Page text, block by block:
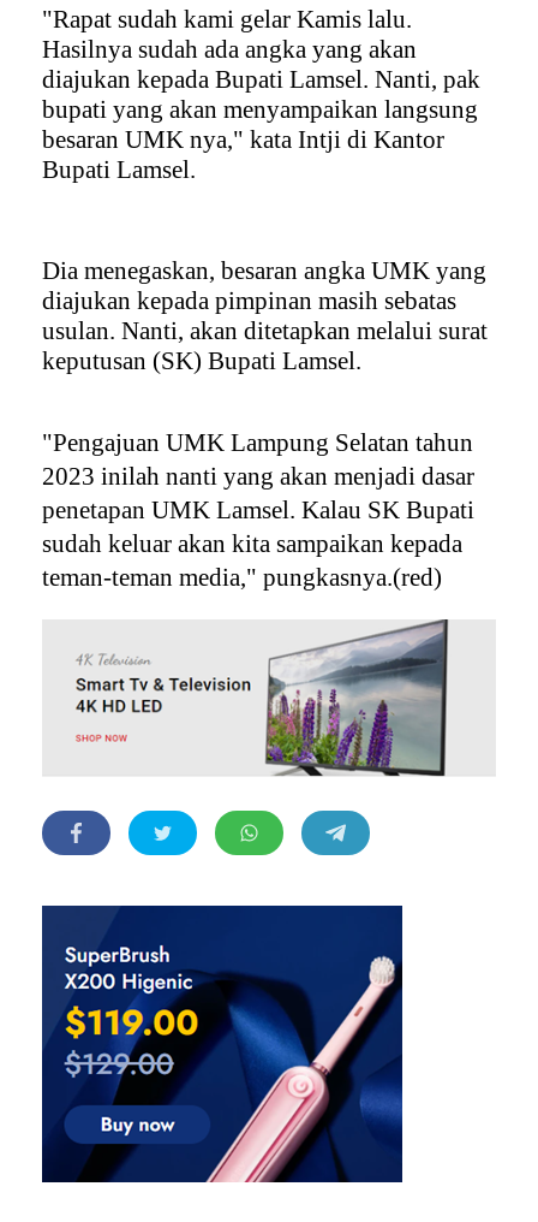
"Rapat sudah kami gelar Kamis lalu.
Hasilnya sudah ada angka yang akan
diajukan kepada Bupati Lamsel. Nanti, pak
bupati yang akan menyampaikan langsung
besaran UMK nya," kata Intji di Kantor
Bupati Lamsel.
Dia menegaskan, besaran angka UMK yang
diajukan kepada pimpinan masih sebatas
usulan. Nanti, akan ditetapkan melalui surat
keputusan (SK) Bupati Lamsel.
"Pengajuan UMK Lampung Selatan tahun
2023 inilah nanti yang akan menjadi dasar
penetapan UMK Lamsel. Kalau SK Bupati
sudah keluar akan kita sampaikan kepada
teman-teman media," pungkasnya.(red)